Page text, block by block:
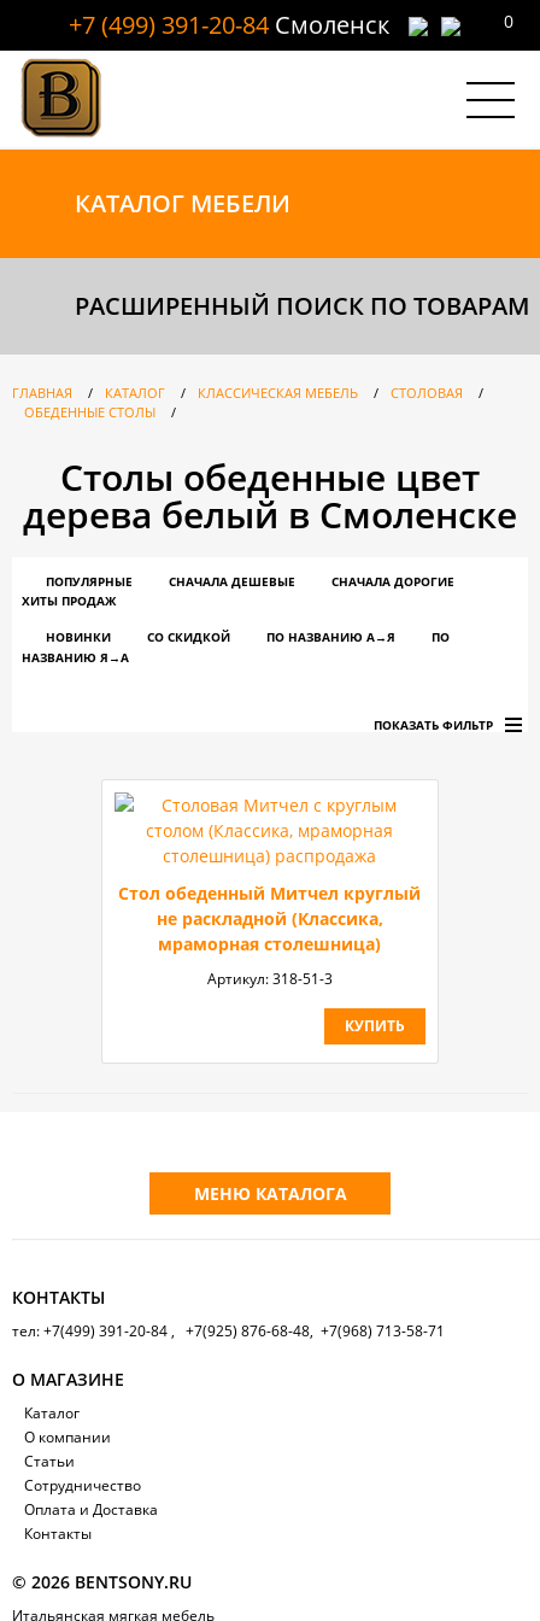
+7 (499) 391-20-84 Смоленск 0
КАТАЛОГ МЕБЕЛИ
РАСШИРЕННЫЙ ПОИСК ПО ТОВАРАМ
ГЛАВНАЯ / КАТАЛОГ / КЛАССИЧЕСКАЯ МЕБЕЛЬ / СТОЛОВАЯ
/
ОБЕДЕННЫЕ СТОЛЫ
/
Столы обеденные цвет
дерева белый в Смоленске
ПОПУЛЯРНЫЕ СНАЧАЛА ДЕШЕВЫЕ
СНАЧАЛА ДОРОГИЕ
ХИТЫ ПРОДАЖ
НОВИНКИ СО СКИДКОЙ ПО НАЗВАНИЮ A→Я
ПО
НАЗВАНИЮ Я→А
ПОКАЗАТЬ ФИЛЬТР
Стол обеденный Митчел круглый
не раскладной (Классика,
мраморная столешница)
Артикул:318-51-3
КУПИТЬ
МЕНЮ КАТАЛОГА
КОНТАКТЫ
тел: +7(499) 391-20-84 , +7(925) 876-68-48, +7(968) 713-58-71
О МАГАЗИНЕ
Каталог
О компании
Статьи
Сотрудничество
Оплата и Доставка
Контакты
© 2026 BENTSONY.RU
Итальянская мягкая мебель